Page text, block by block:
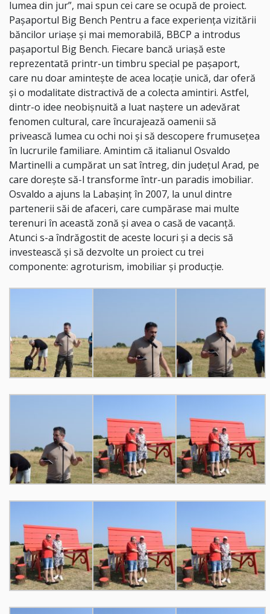
lumea din jur”, mai spun cei care se ocupă de proiect.
Pașaportul Big Bench Pentru a face experiența vizitării
băncilor uriașe și mai memorabilă, BBCP a introdus
pașaportul Big Bench. Fiecare bancă uriașă este
reprezentată printr-un timbru special pe pașaport,
care nu doar amintește de acea locație unică, dar oferă
și o modalitate distractivă de a colecta amintiri. Astfel,
dintr-o idee neobișnuită a luat naștere un adevărat
fenomen cultural, care încurajează oamenii să
privească lumea cu ochi noi și să descopere frumusețea
în lucrurile familiare. Amintim că italianul Osvaldo
Martinelli a cumpărat un sat întreg, din judeţul Arad, pe
care dorește să-l transforme într-un paradis imobiliar.
Osvaldo a ajuns la Labaşinţ în 2007, la unul dintre
partenerii săi de afaceri, care cumpărase mai multe
terenuri în această zonă şi avea o casă de vacanţă.
Atunci s-a îndrăgostit de aceste locuri şi a decis să
investească şi să dezvolte un proiect cu trei
componente: agroturism, imobiliar şi producţie.